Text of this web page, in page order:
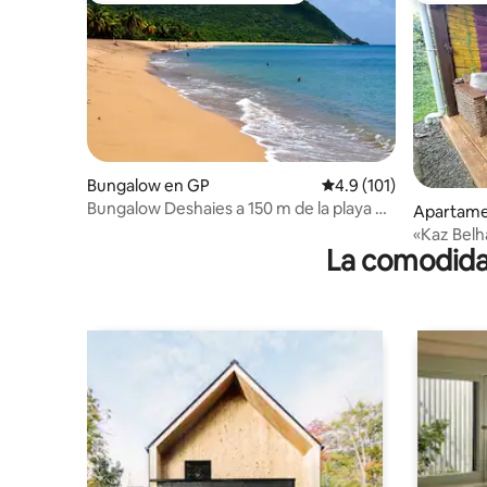
Bungalow en GP Calificación
4.9 (101)
Bungalow Deshaies a 150 m de la playa de
«Kaz
La